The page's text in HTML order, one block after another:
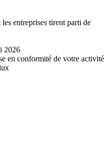
entreprises tirent parti de
2026
en conformité de votre activité